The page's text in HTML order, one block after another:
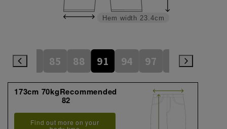
Hem width 23.4cm
82 85 88 91 94 97 100
173cm 70kgRecommended
82
Find out more on your